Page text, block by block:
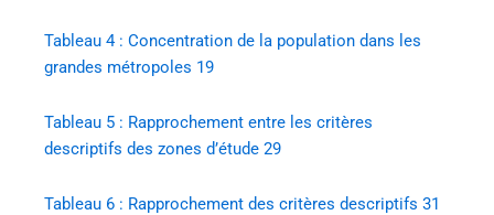
Tableau 4 : Concentration de la population dans les
grandes métropoles 19
Tableau 5 : Rapprochement entre les critères
descriptifs des zones d’étude 29
Tableau 6 : Rapprochement des critères descriptifs 31